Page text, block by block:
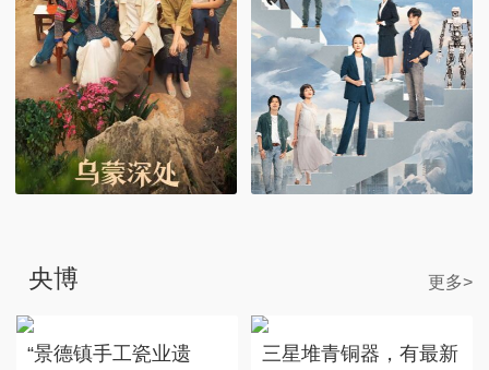
央博 更多>
“景德镇手工瓷业遗
三星堆青铜器，有最新